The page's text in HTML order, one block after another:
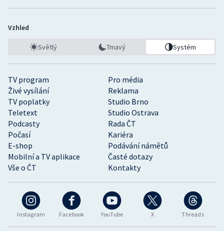
Instagram Facebook YouTube X Threads
TV program
Pro média
Živé vysílání
Reklama
TV poplatky
Studio Brno
Teletext
Studio Ostrava
Podcasty
Rada ČT
Počasí
Kariéra
E-shop
Podávání námětů
Mobilní a TV aplikace
Časté dotazy
Vše o ČT
Kontakty
Vzhled
Světlý Tmavý Systém